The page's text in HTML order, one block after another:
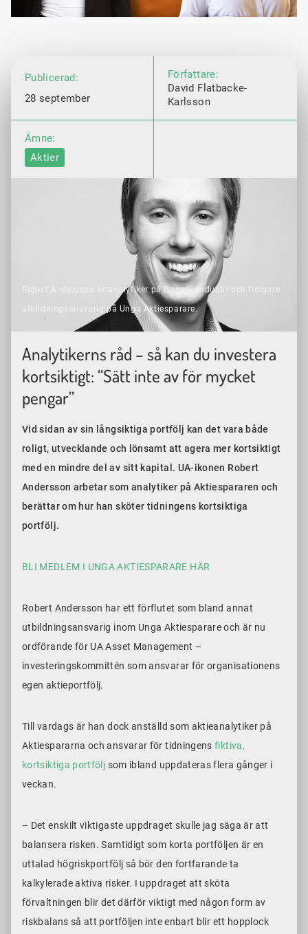
Publicerad:
28 september
Författare:
David Flatbacke-
Karlsson
Ämne:
Aktier
Robert Andersson är analytiker på Dagens industri och tidigare
utbildningsansvarig på Unga Aktiesparare.
Analytikerns råd – så kan du investera
kortsiktigt: “Sätt inte av för mycket
pengar”
Vid sidan av sin långsiktiga portfölj kan det vara både
roligt, utvecklande och lönsamt att agera mer kortsiktigt
med en mindre del av sitt kapital. UA-ikonen Robert
Andersson arbetar som analytiker på Aktiespararen och
berättar om hur han sköter tidningens kortsiktiga
portfölj.
BLI MEDLEM I UNGA AKTIESPARARE HÄR
Robert Andersson har ett förflutet som bland annat
utbildningsansvarig inom Unga Aktiesparare och är nu
ordförande för UA Asset Management –
investeringskommittén som ansvarar för organisationens
egen aktieportfölj.
Till vardags är han dock anställd som aktieanalytiker på
Aktiespararna och ansvarar för tidningensfiktiva,
kortsiktiga portfölj som ibland uppdateras flera gånger i
veckan.
– Det enskilt viktigaste uppdraget skulle jag säga är att
balansera risken. Samtidigt som korta portföljen är en
uttalad högriskportfölj så bör den fortfarande ta
kalkylerade aktiva risker. I uppdraget att sköta
förvaltningen blir det därför viktigt med någon form av
riskbalans så att portföljen inte enbart blir ett hopplock